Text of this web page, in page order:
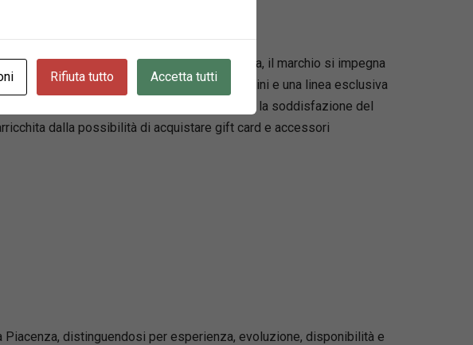
capelli e della pelle. Con sede a Piacenza, il marchio si impegna
e corpo, inclusi articoli dedicati ai bambini e una linea esclusiva
per il suo impegno verso l’eccellenza e la soddisfazione del
dalla possibilità di acquistare gift card e accessori
distinguendosi per esperienza, evoluzione, disponibilità e
Rifiuta tutto Accetta tutti